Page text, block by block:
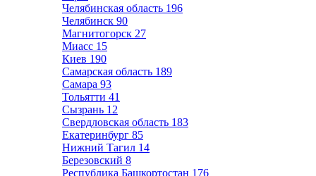
Челябинская область 196
Челябинск 90
Магнитогорск 27
Миасс 15
Киев 190
Самарская область 189
Самара 93
Тольятти 41
Сызрань 12
Свердловская область 183
Екатеринбург 85
Нижний Тагил 14
Березовский 8
Республика Башкортостан 176